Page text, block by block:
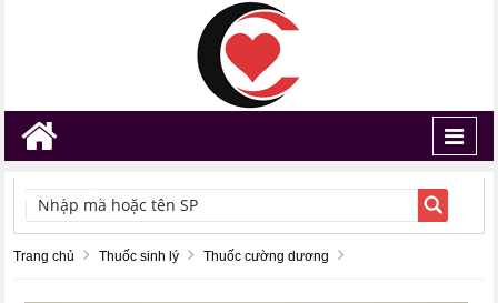
TÌM KIẾM
Trang chủ Thuốc sinh lý Thuốc cường dương